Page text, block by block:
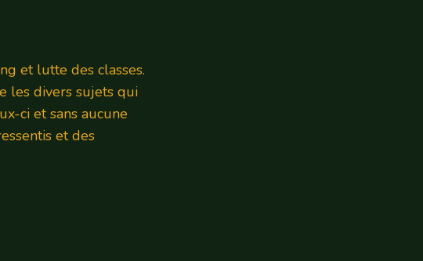
et lutte des classes.
les divers sujets qui
ci et sans aucune
et des